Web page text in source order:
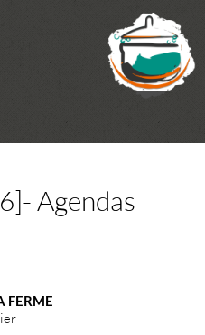
Agendas
FERME